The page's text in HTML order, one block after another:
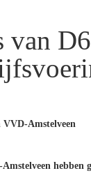
van
VVD-Amstelveen
hebben